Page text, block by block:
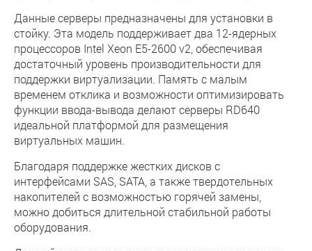
Данные серверы предназначены для установки в
стойку. Эта модель поддерживает два 12-ядерных
процессоров Intel Xeon E5-2600 v2, обеспечивая
достаточный уровень производительности для
поддержки виртуализации. Память с малым
временем отклика и возможности оптимизировать
функции ввода-вывода делают серверы RD640
идеальной платформой для размещения
виртуальных машин.
Благодаря поддержке жестких дисков с
интерфейсами SAS, SATA, а также твердотельных
накопителей с возможностью горячей замены,
можно добиться длительной стабильной работы
оборудования.